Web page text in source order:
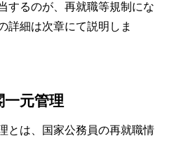
するのが、再就職等規制にな
詳細は次章にて説明しま
一元管理
とは、国家公務員の再就職情